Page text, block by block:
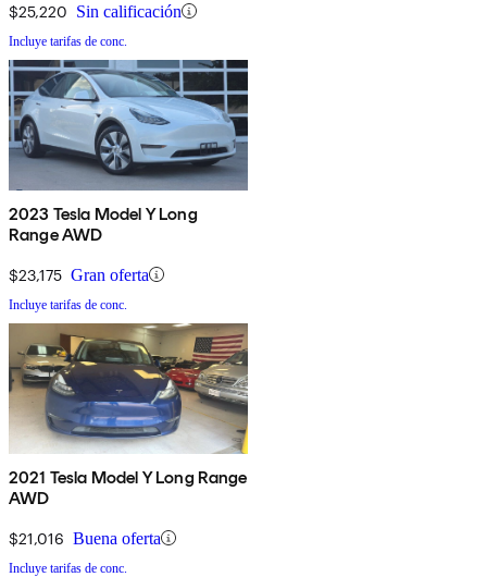
$25,220 Sin calificación
Incluye tarifas de conc.
2023 Tesla Model Y Long
Range AWD
$23,175 Gran oferta
Incluye tarifas de conc.
2021 Tesla Model Y Long Range
AWD
$21,016 Buena oferta
Incluye tarifas de conc.